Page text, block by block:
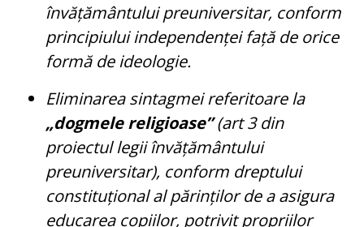
învățământului preuniversitar, conform
principiului independenței față de orice
formă de ideologie.
Eliminarea sintagmei referitoare la
„dogmele religioase”(art 3 din
proiectul legii învățământului
preuniversitar), conform dreptului
constituțional al părinților de a asigura
educarea copiilor, potrivit propriilor